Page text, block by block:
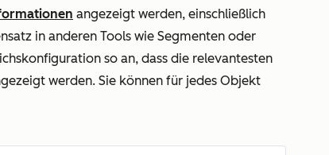
angezeigt werden, einschließlich
in anderen Tools wie Segmenten oder
so an, dass die relevantesten
werden. Sie können für jedes Objekt